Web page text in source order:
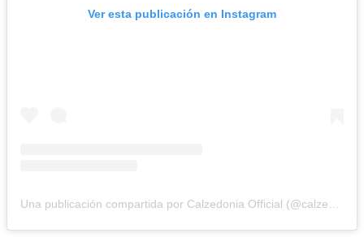
Ver esta publicación en Instagram